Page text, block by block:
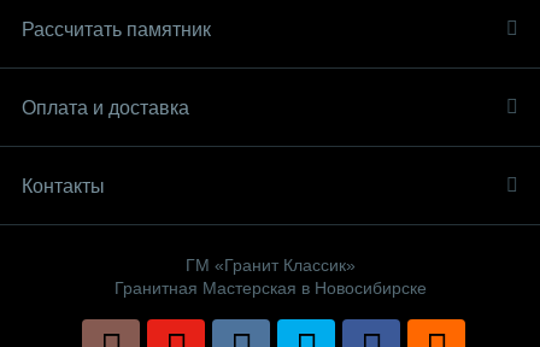
Рассчитать памятник
Оплата и доставка
Контакты
ГМ «Гранит Классик»
Гранитная Мастерская в Новосибирске